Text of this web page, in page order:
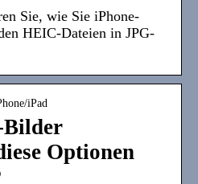
Sie, wie Sie iPhone-
HEIC-Dateien in JPG-
iPad
Bilder
Optionen